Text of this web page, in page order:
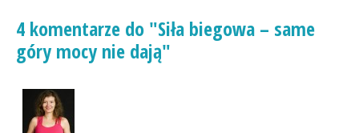
4 komentarze do "Siła biegowa – same
góry mocy nie dają"